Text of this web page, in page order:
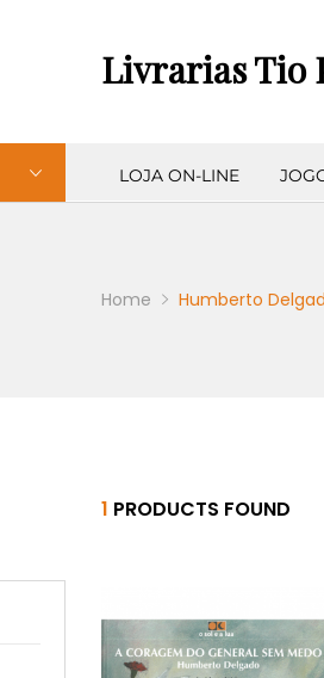
Livrarias Tio
LOJA ON-LINE
Home Humberto
1 PRODUCTS FOUND